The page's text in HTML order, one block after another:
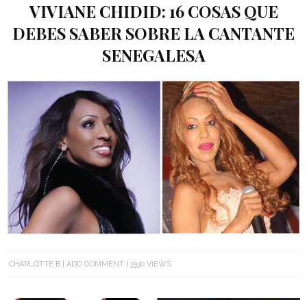
VIVIANE CHIDID: 16 COSAS QUE
DEBES SABER SOBRE LA CANTANTE
SENEGALESA
CHARLOTTE B ADD COMMENT 3330 VIEWS